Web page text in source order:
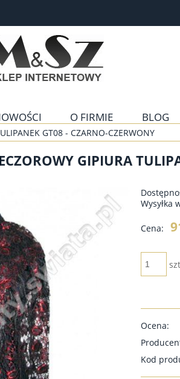
O FIRMIE BLOG
GT08 - CZARNO-CZERWONY
GIPIURA
Wysyłka
Cena:
Ocena:
Kod